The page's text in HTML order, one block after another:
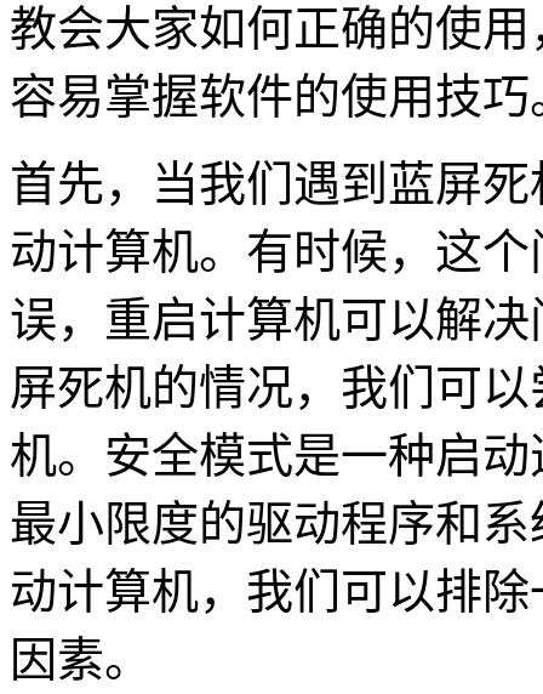
教会大家如何正确的使
容易掌握软件的使用技巧
首先，当我们遇到蓝屏
动计算机。有时候，这
误，重启计算机可以解
屏死机的情况，我们可
机。安全模式是一种启
最小限度的驱动程序和
动计算机，我们可以排
因素。